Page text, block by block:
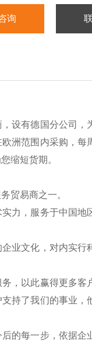
询
设有德国分公司，
洲范围内采购，每
缩短货期。
贸易商之一。
力，服务于中国地
业文化，对内实行
，以此赢得更多客
持了我们的事业，
的每一步，依据企